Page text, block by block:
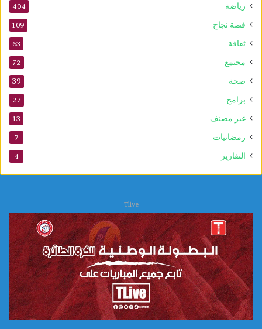
رياضة 404
قصة نجاح 109
ثقافة 63
مجتمع 72
صحة 39
برامج 27
غير مصنف 13
رمضانيات 7
التقارير 4
Tlive